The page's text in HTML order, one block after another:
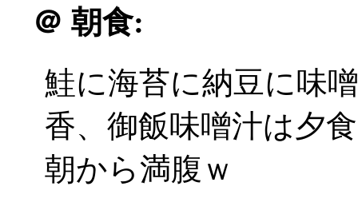
＠ 朝食:
鮭に海苔に納豆に味
香、御飯味噌汁は夕
朝から満腹ｗ